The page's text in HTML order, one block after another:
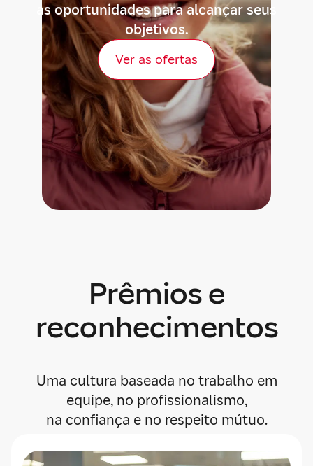
as oportunidades para alcançar seus
objetivos.
Ver as ofertas
Prêmios e
reconhecimentos
Uma cultura baseada no trabalho em
equipe, no profissionalismo,
na confiança e no respeito mútuo.